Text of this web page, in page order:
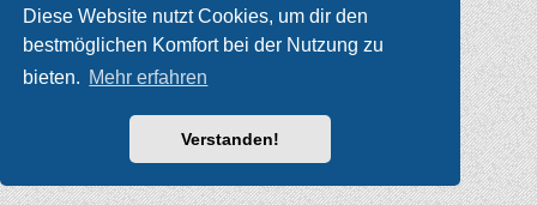
Diese Website nutzt Cookies, um dir den
bestmöglichen Komfort bei der Nutzung zu
bieten. Mehr erfahren
Verstanden!